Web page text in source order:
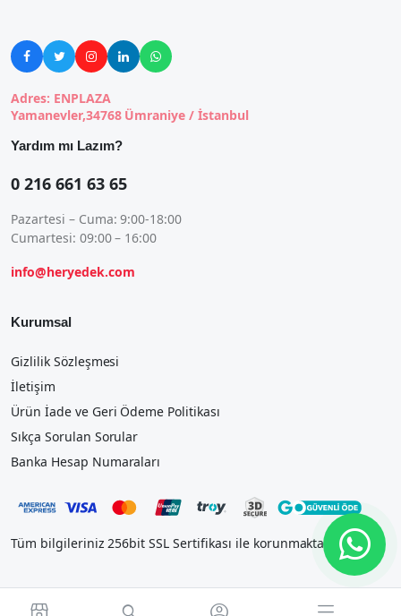
    
Adres: ENPLAZA
Yamanevler,34768 Ümraniye / İstanbul
Yardım mı Lazım?
0 216 661 63 65
Pazartesi – Cuma: 9:00-18:00
Cumartesi: 09:00 – 16:00
info@heryedek.com
Kurumsal
Gizlilik Sözleşmesi
İletişim
Ürün İade ve Geri Ödeme Politikası
Sıkça Sorulan Sorular
Banka Hesap Numaraları
Tüm bilgileriniz 256bit SSL Sertifikası ile korunmaktadır.
   